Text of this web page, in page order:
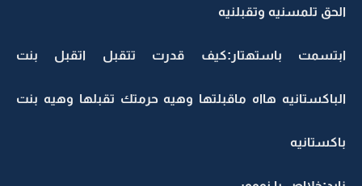
الحق تلمسنيه وتقبلنيه
ابتسمت باستهتار:كيف قدرت تتقبل اتقبل بنت
الباكستانيه هااه ماقبلتها وهيه حرمتك تقبلها وهيه بنت
باكستانيه